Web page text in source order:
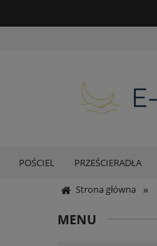
POŚCIEL PRZEŚCIERADŁA
Strona główna »
MENU